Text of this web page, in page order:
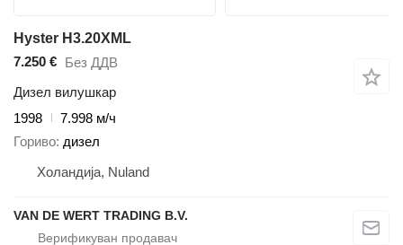
Hyster H3.20XML
7.250 € Без ДДВ
Дизел вилушкар
1998
7.998 м/ч
Гориво дизел
Холандија, Nuland
VAN DE WERT TRADING B.V.